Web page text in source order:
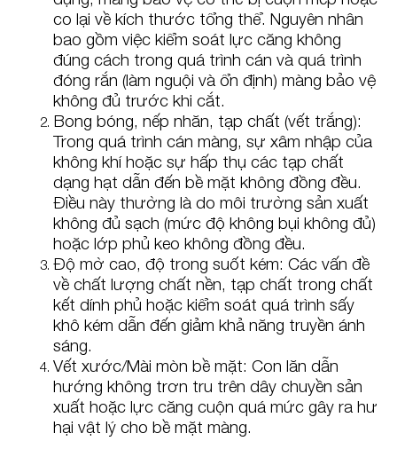
co lại về kích thước tổng thể. Nguyên nhân
bao gồm việc kiểm soát lực căng không
đúng cách trong quá trình cán và quá trình
đóng rắn (làm nguội và ổn định) màng bảo vệ
không đủ trước khi cắt.
Bong bóng, nếp nhăn, tạp chất (vết trắng):
Trong quá trình cán màng, sự xâm nhập của
không khí hoặc sự hấp thụ các tạp chất
dạng hạt dẫn đến bề mặt không đồng đều.
Điều này thường là do môi trường sản xuất
không đủ sạch (mức độ không bụi không đủ)
hoặc lớp phủ keo không đồng đều.
Độ mờ cao, độ trong suốt kém: Các vấn đề
về chất lượng chất nền, tạp chất trong chất
kết dính phủ hoặc kiểm soát quá trình sấy
khô kém dẫn đến giảm khả năng truyền ánh
sáng.
Vết xước/Mài mòn bề mặt: Con lăn dẫn
hướng không trơn tru trên dây chuyền sản
xuất hoặc lực căng cuộn quá mức gây ra hư
hại vật lý cho bề mặt màng.